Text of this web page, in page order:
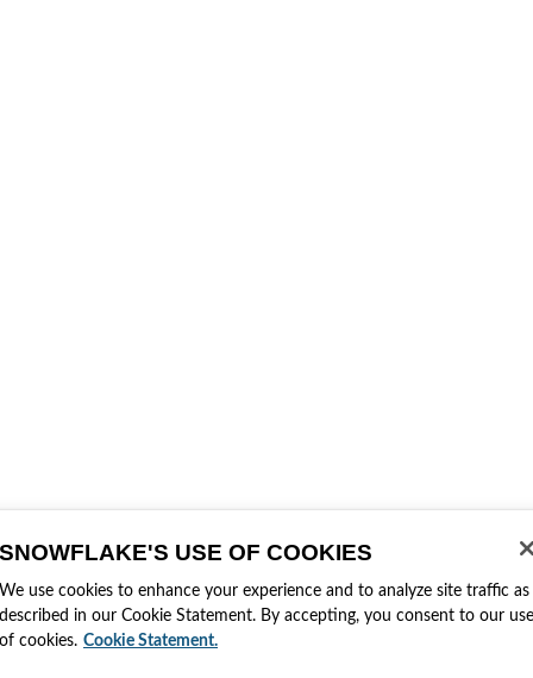
SNOWFLAKE'S USE OF COOKIES
We use cookies to enhance your experience and to analyze site traffic as
described in our Cookie Statement. By accepting, you consent to our use
of cookies. Cookie Statement.